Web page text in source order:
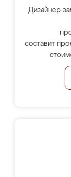
Дизайнер-
составит